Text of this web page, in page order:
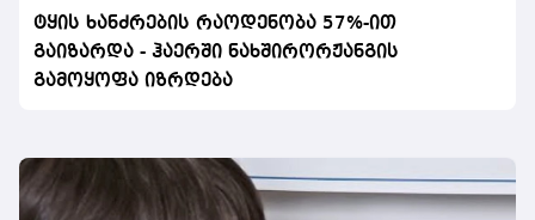
ტყის ხანძრების რაოდენობა 57%-ით
გაიზარდა - ჰაერში ნახშირორჟანგის
გამოყოფა იზრდება